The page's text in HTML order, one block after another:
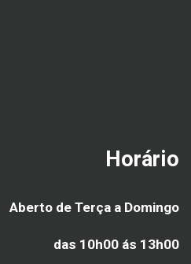
Horário
Aberto de Terça a Domingo
das 10h00 ás 13h00